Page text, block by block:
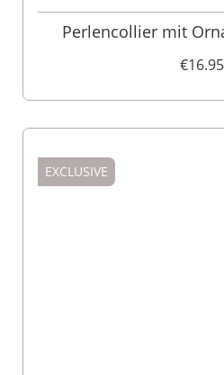
Perlencollier mit
€16.95
EXCLUSIVE